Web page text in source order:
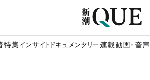
特集 インサイト ドキュメンタリー 連載動画・音声